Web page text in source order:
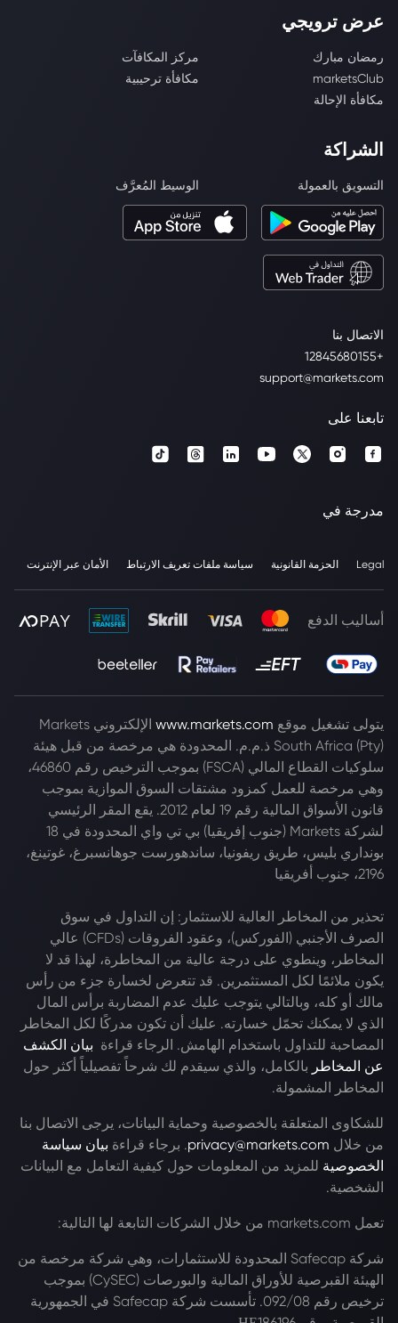
الاتصال بنا
+12845680155
support@markets.com
عرض ترويجي
رمضان مبارك
مركز المكافآت
marketsClub
مكافأة ترحيبية
مكافأة الإحالة
الشراكة
التسويق بالعمولة الوسيط المُعرَّف
تابعنا على
مدرجة في
Legal الحزمة القانونية سياسة ملفات تعريف الارتباط الأمان عبر الإنترنت
أساليب الدفع
يتولى تشغيل موقع www.markets.com
الإلكتروني Markets
South Africa (Pty) ذ.م.م. المحدودة هي مرخصة من قبل هيئة
سلوكيات القطاع المالي (FSCA) بموجب الترخيص رقم 46860،
وهي مرخصة للعمل كمزود مشتقات السوق الموازية بموجب
قانون الأسواق المالية رقم 19 لعام 2012. يقع المقر الرئيسي
لشركة Markets (جنوب إفريقيا) بي تي واي المحدودة في 18
بونداري بليس، طريق ريفونيا، ساندهورست جوهانسبرغ، غوتينغ،
2196، جنوب أفريقيا
تحذير من المخاطر العالية للاستثمار: إن التداول في سوق
الصرف الأجنبي (الفوركس)، وعقود الفروقات (CFDs) عالي
المخاطر، وينطوي على درجة عالية من المخاطرة، لهذا قد لا
يكون ملائمًا لكل المستثمرين. قد تتعرض لخسارة جزء من رأس
مالك أو كله، وبالتالي يتوجب عليك عدم المضاربة برأس المال
الذي لا يمكنك تحمّل خسارته. عليك أن تكون مدركًا لكل المخاطر
المصاحبة للتداول باستخدام الهامش. الرجاء قراءة بيان الكشف
عن المخاطر بالكامل، والذي سيقدم لك شرحاً تفصيلياً أكثر حول
المخاطر المشمولة.
للشكاوى المتعلقة بالخصوصية وحماية البيانات، يرجى الاتصال بنا
من خلال privacy@markets.com. برجاء قراءة بيان سياسة
الخصوصية للمزيد من المعلومات حول كيفية التعامل مع البيانات
الشخصية.
تعمل markets.com من خلال الشركات التابعة لها التالية:
شركة Safecap المحدودة للاستثمارات، وهي شركة مرخصة من
الهيئة القبرصية للأوراق المالية والبورصات (CySEC) بموجب
ترخيص رقم 092/08. تأسست شركة Safecap في الجمهورية